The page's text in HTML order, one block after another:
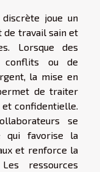
discrète joue un
de travail sain et
Lorsque des
conflits ou de
la mise en
de traiter
confidentielle.
se
qui favorise la
et renforce la
ressources